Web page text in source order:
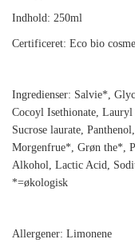
Indhold: 250ml
Certificeret: Eco bio
Ingredienser: Salvie*,
Cocoyl Isethionate,
Sucrose laurate,
Morgenfrue*, Grøn the*,
Alkohol, Lactic Acid,
*=økologisk
Allergener: Limonene